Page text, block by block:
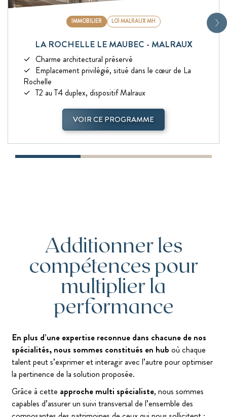
IMMOBILIER LOI MALRAUX MH
LA ROCHELLE LE MAUBEC - MALRAUX
Charme architectural préservé
Emplacement privilégié, situé dans le cœur de La
Rochelle
T2 au T4 duplex, dispositif Malraux
VOIR CE PROGRAMME
Additionner les
compétences pour
multiplier la
performance
En plus d’une expertise reconnue dans chacune de nos
spécialités, nous sommes constitués en hub où chaque
talent peut s’exprimer et interagir avec l’autre pour optimiser
la pertinence de la solution proposée.
Grâce à cette approche multi spécialiste, nous sommes
capables d’assurer un suivi transversal de l’ensemble des